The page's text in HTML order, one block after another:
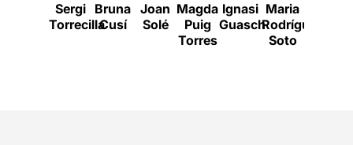
Sergi
Torrecilla
Bruna
Cusí
Joan
Solé
Magda
Puig
Torres
Ignasi
Guasch
Maria
Rodríguez
Soto